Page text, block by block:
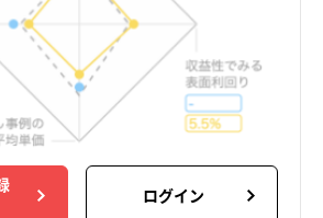
ログイン